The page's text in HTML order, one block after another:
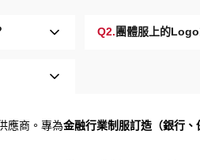
Q2.團體服上的
應商。專為金融行業制服訂造（銀行